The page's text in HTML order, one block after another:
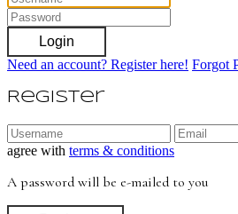
Login
Need an account? Register here! Forgot
Register
agree with terms & conditions
A password will be e-mailed to you